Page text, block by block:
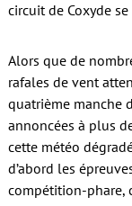
circuit de Coxyde
Alors que de
rafales de vent
quatrième manche
annoncées à plus
cette météo
d’abord les
compétition-phare,